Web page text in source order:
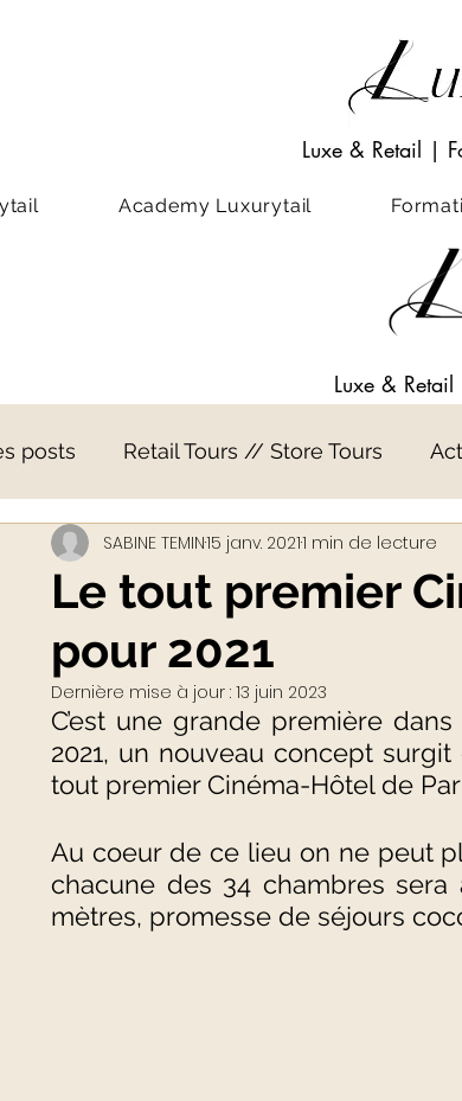
Luxe & Retail |
Academy Luxurytail
Luxe & Retail
posts Retail Tours // Store Tours
- classe virtuelle Visio-conférences
LUXURYTAIL WEB3
Le tout premier
pour 2021
SABINE TEMIN15 janv. 20211 min de lecture
Dernière mise à jour : 13 juin 2023
C’est une grande première
2021, un nouveau concept
tout premier Cinéma-Hôtel de
Au coeur de ce lieu on ne peut
chacune des 34 chambres sera
mètres, promesse de séjours